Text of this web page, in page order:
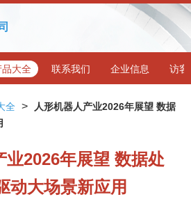
品大全 联系我们 企业信息 访客
全 >
人形机器人产业2026年展望 数据
业2026年展望 数据处
动大场景新应用